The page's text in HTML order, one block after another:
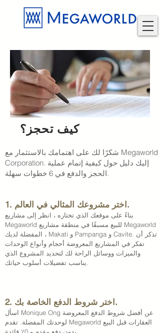
كيف تحجز؟
شكرًا لك على اهتمامك بالاستثمار مع Megaworld
Corporation. إليك دليل حول كيفية إتمام عملية
الحجز والدفع في 6 خطوات سهلة.
1. اختر مشروعك المثالي في العالم.
بناءً على موقعك الذي تختاره ، انظر إلى مشاريع
Megaworld للبيع مسبقًا في منطقة مشاريع Megaworld
المفضلة لديك ، Makati و Pampanga و Cavite. تذكر أن
تفكر في المشاريع المعروضة أحجام وأنواع الوحدات
والميزات ووسائل الراحة لك لتحديد المشروع الذي
2. اختر شروط الدفع الخاصة بك.
اسأل Monique Ong عن أفضل شروط الدفع المعروضة
لوحدتك المفضلة. تقدم Megaworld العقارات قبل البيع